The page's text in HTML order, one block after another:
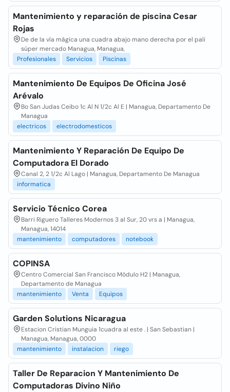
Mantenimiento y reparación de piscina Cesar
Rojas
De de la vía mágica una cuadra abajo mano derecha por el pali
súper mercado Managua, Managua,
Profesionales
Servicios Piscinas
Mantenimiento De Equipos De Oficina José
Arévalo
Bo San Judas Ceibo 1c Al N 1/2c Al E | Managua, Departamento De
Managua
electricos
electrodomesticos
Mantenimiento Y Reparación De Equipo De
Computadora El Dorado
Canal 2, 2 1/2c Al Lago | Managua, Departamento De Managua
informatica
Servicio Técnico Corea
Barri Riguero Talleres Modernos 3 al Sur, 20 vrs a | Managua,
Managua, 14014
mantenimiento
computadores notebook
COPINSA
Centro Comercial San Francisco Módulo H2 | Managua,
Departamento de Managua
mantenimiento
Venta Equipos
Garden Solutions Nicaragua
Estacion Cristian Munguia 1cuadra al este . | San Sebastian |
Managua, Managua, 0000
mantenimiento
instalacion riego
Taller De Reparacion Y Mantenimiento De
Computadoras Divino Niño